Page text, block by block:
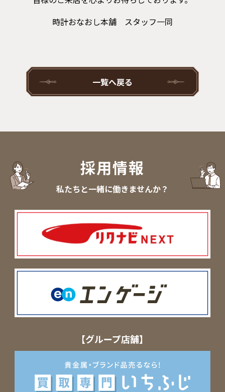
時計おなおし本舗 スタッフ一同
一覧へ戻る
採用情報
私たちと一緒に働きませんか？
【グループ店舗】